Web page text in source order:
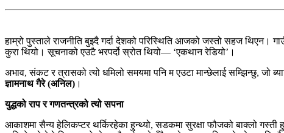
हाम्रो पुस्ताले राजनीति बुझ्दै गर्दा देशको परिस्थिति आजको जस्तो सहज थिएन।
कुरा थियो। सूचनाको एउटै भरपर्दो स्रोत थियो— ‘एकथान रेडियो’।
अभाव, संकट र त्रासको त्यो धमिलो समयमा पनि म एउटा मान्छेलाई सम्झिन्छु, जो
ज्ञामनाथ गैरे (अनिल) ।
युद्धको राप र गणतन्त्रको त्यो सपना
आकाशमा सैन्य हेलिकप्टर थर्किरहेका हुन्थ्यो, सडकमा सुरक्षा फौजको बाक्लो